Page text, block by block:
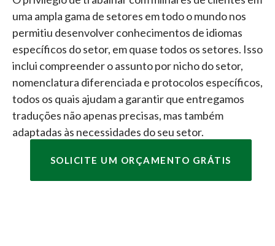
uma ampla gama de setores em todo o mundo nos
permitiu desenvolver conhecimentos de idiomas
específicos do setor, em quase todos os setores. Isso
inclui compreender o assunto por nicho do setor,
nomenclatura diferenciada e protocolos específicos,
todos os quais ajudam a garantir que entregamos
traduções não apenas precisas, mas também
adaptadas às necessidades do seu setor.
SOLICITE UM ORÇAMENTO GRÁTIS